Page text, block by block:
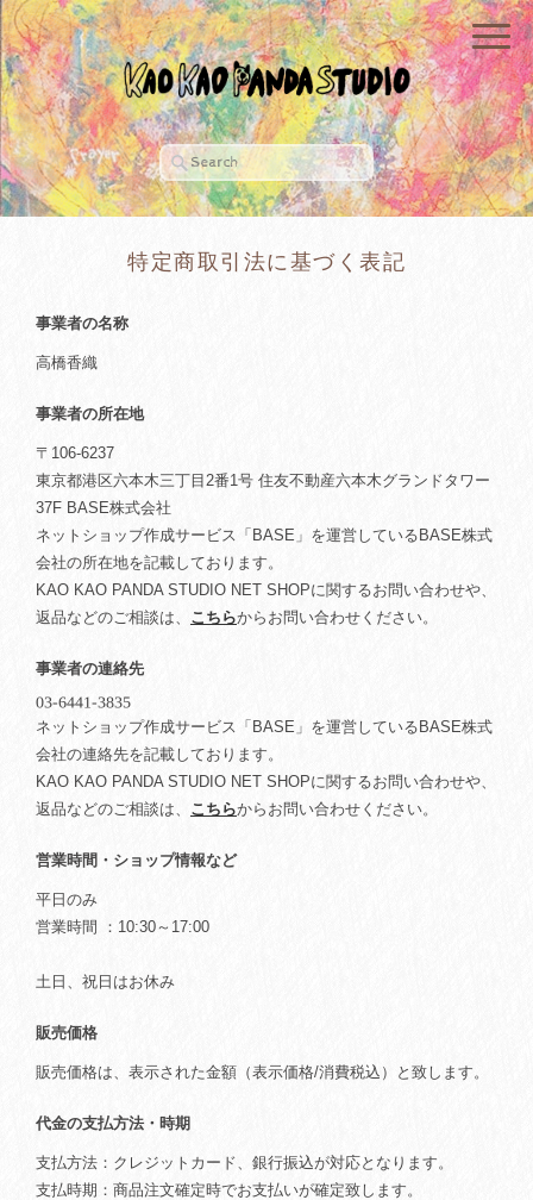
特定商取引法に基づく表記
事業者の名称
高橋香織
事業者の所在地
〒106-6237
東京都港区六本木三丁目2番1号 住友不動産六本木グランドタワー
37F BASE株式会社
ネットショップ作成サービス「BASE」を運営しているBASE株式
会社の所在地を記載しております。
KAO KAO PANDA STUDIO NET SHOPに関するお問い合わせや、
返品などのご相談は、 こちらからお問い合わせください。
事業者の連絡先
ネットショップ作成サービス「BASE」を運営しているBASE株式
会社の連絡先を記載しております。
KAO KAO PANDA STUDIO NET SHOPに関するお問い合わせや、
返品などのご相談は、 こちらからお問い合わせください。
営業時間・ショップ情報など
平日のみ
営業時間 ：10:30～17:00
土日、祝日はお休み
販売価格
販売価格は、表示された金額（表示価格/消費税込）と致します。
代金の支払方法・時期
支払方法：クレジットカード、銀行振込が対応となります。
支払時期：商品注文確定時でお支払いが確定致します。